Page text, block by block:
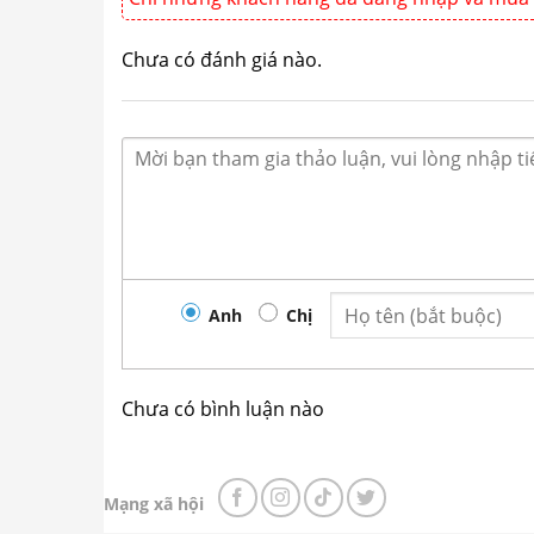
Chưa có đánh giá nào.
Anh Chị
Chưa có bình luận nào
Mạng xã hội